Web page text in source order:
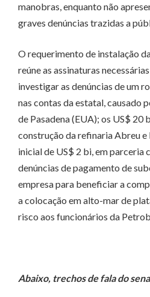
manobras, enquanto não
graves denúncias trazidas a
O requerimento de instalação
reúne as assinaturas
investigar as denúncias de um
nas contas da estatal, causado
de Pasadena (EUA); os US$ 20
construção da refinaria Abreu e
inicial de US$ 2 bi, em parceria
denúncias de pagamento de
empresa para beneficiar a
a colocação em alto-mar de
risco aos funcionários da
Abaixo, trechos de fala do